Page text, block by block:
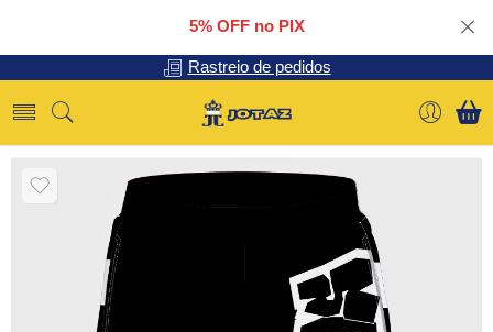
5% OFF no PIX
Rastreio de pedidos